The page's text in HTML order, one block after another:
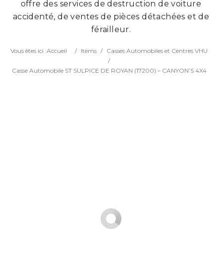
offre des services de destruction de voiture
accidenté, de ventes de pièces détachées et de
férailleur.
Vous êtes ici :Accueil / Items / Casses Automobiles et Centres VHU
/
Casse Automobile ST SULPICE DE ROYAN (17200) – CANYON’S 4X4